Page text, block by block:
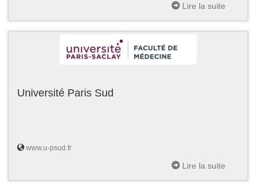
Lire la suite
Université Paris Sud
www.u-psud.fr
Lire la suite